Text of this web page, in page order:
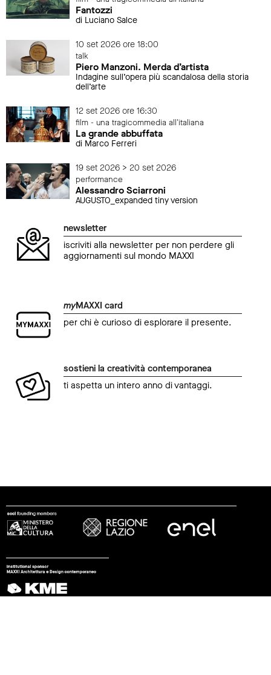
Fantozzi
di Luciano Salce
10 set 2026 ore 18:00
talk
Piero Manzoni. Merda d’artista
Indagine sull’opera più scandalosa della storia
dell’arte
12 set 2026 ore 16:30
film - una tragicommedia all'italiana
La grande abbuffata
di Marco Ferreri
19 set 2026 > 20 set 2026
performance
Alessandro Sciarroni
AUGUSTO_expanded tiny version
newsletter
iscriviti alla newsletter per non perdere gli
aggiornamenti sul mondo MAXXI
myMAXXI card
per chi è curioso di esplorare il presente.
sostieni la creatività contemporanea
ti aspetta un intero anno di vantaggi.